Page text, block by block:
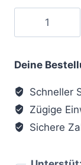
Bonusmodul
Deine
Schneller
Zügige
Sichere